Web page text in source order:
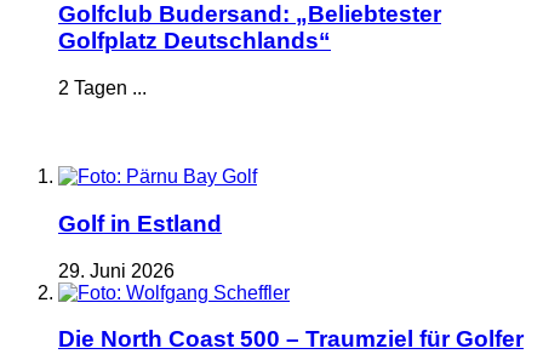
Golfclub Budersand: „Beliebtester
Golfplatz Deutschlands“
2 Tagen ...
Golf in Estland
29. Juni 2026
Die North Coast 500 – Traumziel für Golfer